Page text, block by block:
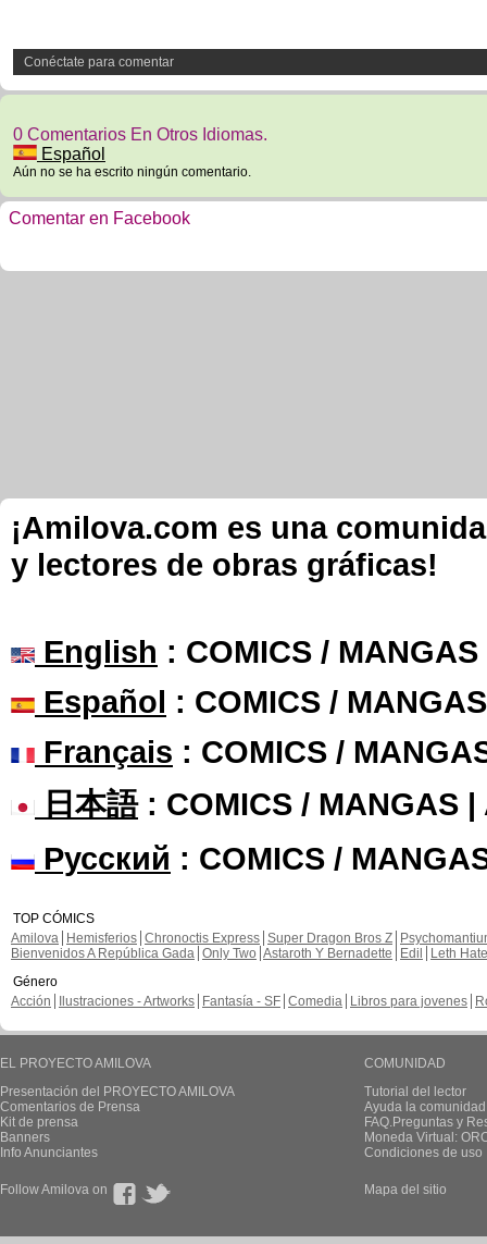
Conéctate para comentar
0 Comentarios En Otros Idiomas.
Español
Aún no se ha escrito ningún comentario.
Comentar en Facebook
¡Amilova.com es una
y lectores de obras gráficas!
English : COMICS /
Español : COMICS /
Français : COMICS /
日本語: COMICS / MANGAS |
Русский : COMICS /
TOP CÓMICS
Amilova
Hemisferios Chronoctis Express Super Dragon Bros Z
Bienvenidos A República Gada Only Two Astaroth Y Bernadette Edil
Leth Hate
Género
Acción
Ilustraciones - Artworks Fantasía - SF Comedia Libros para jovenes
EL PROYECTO AMILOVA
Presentación del PROYECTO AMILOVA
Comentarios de Prensa
Kit de prensa
Banners
Info Anunciantes
COMUNIDAD
Tutorial del lector
Ayuda la
FAQ.Preguntas y
Moneda Virtual:
Condiciones de uso
Follow Amilova on Mapa del sitio